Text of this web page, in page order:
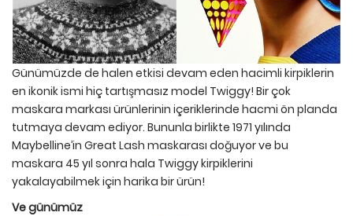
Günümüzde de halen etkisi devam eden hacimli kirpiklerin
en ikonik ismi hiç tartışmasız model Twiggy! Bir çok
maskara markası ürünlerinin içeriklerinde hacmi ön planda
tutmaya devam ediyor. Bununla birlikte 1971 yılında
Maybelline’in Great Lash maskarası doğuyor ve bu
maskara 45 yıl sonra hala Twiggy kirpiklerini
yakalayabilmek için harika bir ürün!
Ve günümüz